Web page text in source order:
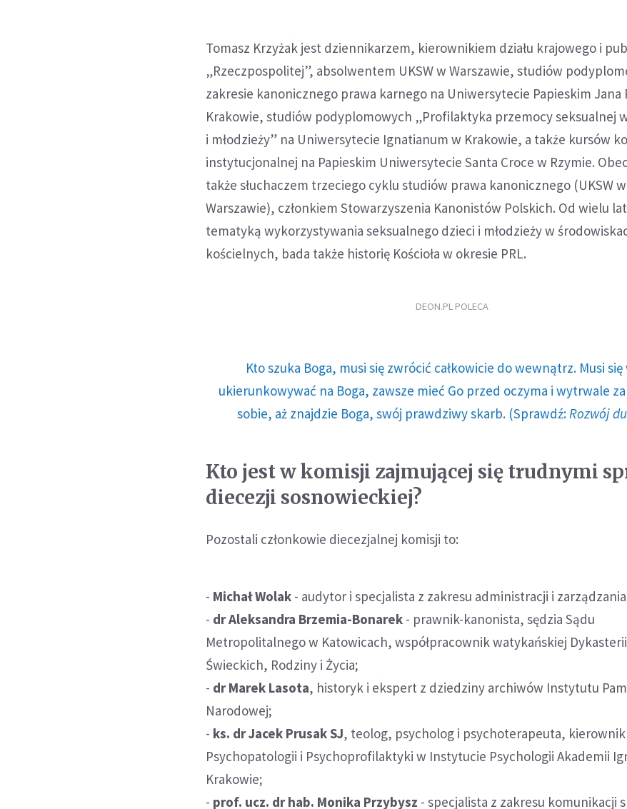
Tomasz Krzyżak jest dziennikarzem, kierownikiem działu krajowego i
„Rzeczpospolitej”, absolwentem UKSW w Warszawie, studiów
zakresie kanonicznego prawa karnego na Uniwersytecie Papieskim Jana
Krakowie, studiów podyplomowych „Profilaktyka przemocy seksualnej
i młodzieży” na Uniwersytecie Ignatianum w Krakowie, a także kursów
instytucjonalnej na Papieskim Uniwersytecie Santa Croce w Rzymie.
także słuchaczem trzeciego cyklu studiów prawa kanonicznego (UKSW w
Warszawie), członkiem Stowarzyszenia Kanonistów Polskich. Od wielu
tematyką wykorzystywania seksualnego dzieci i młodzieży w
kościelnych, bada także historię Kościoła w okresie PRL.
DEON.PL POLECA
Kto szuka Boga, musi się zwrócić całkowicie do wewnątrz. Musi się
ukierunkowywać na Boga, zawsze mieć Go przed oczyma i wytrwale
sobie, aż znajdzie Boga, swój prawdziwy skarb. (Sprawdź: Rozwój
Kto jest w komisji zajmującej się trudnymi
diecezji sosnowieckiej?
Pozostali członkowie diecezjalnej komisji to:
- Michał Wolak - audytor i specjalista z zakresu administracji i
- dr Aleksandra Brzemia-Bonarek - prawnik-kanonista, sędzia Sądu
Metropolitalnego w Katowicach, współpracownik watykańskiej
Świeckich, Rodziny i Życia;
- dr Marek Lasota, historyk i ekspert z dziedziny archiwów Instytutu
Narodowej;
- ks. dr Jacek Prusak SJ, teolog, psycholog i psychoterapeuta,
Psychopatologii i Psychoprofilaktyki w Instytucie Psychologii Akademii
Krakowie;
- prof. ucz. dr hab. Monika Przybysz - specjalista z zakresu komunikacji